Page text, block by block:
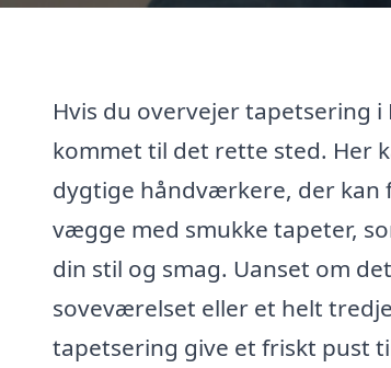
Hvis du overvejer tapetsering i
kommet til det rette sted. Her
dygtige håndværkere, der kan
vægge med smukke tapeter,
din stil og smag. Uanset om
soveværelset eller et helt
tapetsering give et friskt pust